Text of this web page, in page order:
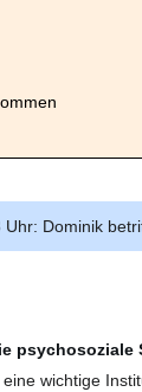
Uhr: Dominik
psychosoziale
wichtige